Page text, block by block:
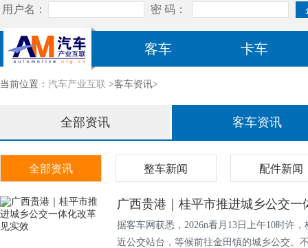
客车 卡车
当前位置： 汽车产业互联 >客车资讯>
全部资讯 客车资讯
全部资讯 整车新闻 配件新闻
广西贵港｜桂平市推进城乡公交一
据客车网获悉，2026n看月13日上午10时许
近公交站台，等候前往金田镇的城乡公交。